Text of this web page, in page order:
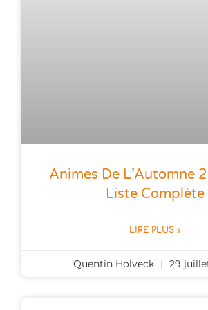
Animes De L’Automne
Liste Complète
LIRE PLUS »
Quentin Holveck 29